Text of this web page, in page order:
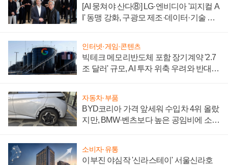
[AI 뭉쳐야 산다⑧] LG·엔비디아 '피지컬 A
I' 동맹 강화, 구광모 제조·데이터·기술 결
인터넷·게임·콘텐츠
빅테크 메모리반도체 포함 장기계약 '2.7
조 달러' 규모, AI 투자 위축 우려와 반대
자동차·부품
BYD코리아 가격 앞세워 수입차 4위 올랐
지만, BMW·벤츠보다 높은 공임비에 소비
소비자·유통
이부진 야심작 '신라스테이' 서울신라호